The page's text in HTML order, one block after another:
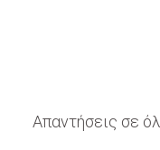
Απαντήσεις σε